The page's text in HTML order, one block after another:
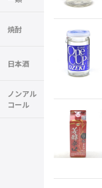
焼酎
日本酒
ノンアル
コール